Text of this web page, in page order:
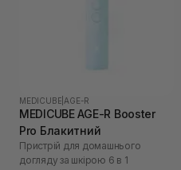
MEDICUBE AGE-R
MEDICUBE AGE-R Booster
Pro Блакитний
Пристрій для домашнього
догляду за шкірою 6 в 1